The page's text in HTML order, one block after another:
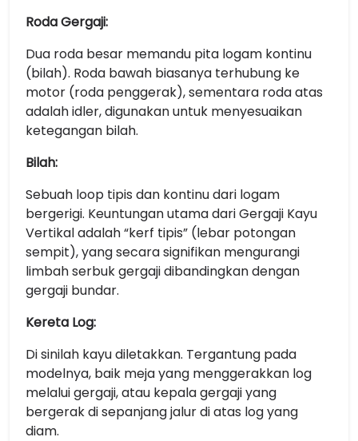
Roda Gergaji:
Dua roda besar memandu pita logam kontinu
(bilah). Roda bawah biasanya terhubung ke
motor (roda penggerak), sementara roda atas
adalah idler, digunakan untuk menyesuaikan
ketegangan bilah.
Bilah:
Sebuah loop tipis dan kontinu dari logam
bergerigi. Keuntungan utama dari Gergaji Kayu
Vertikal adalah “kerf tipis” (lebar potongan
sempit), yang secara signifikan mengurangi
limbah serbuk gergaji dibandingkan dengan
gergaji bundar.
Kereta Log:
Di sinilah kayu diletakkan. Tergantung pada
modelnya, baik meja yang menggerakkan log
melalui gergaji, atau kepala gergaji yang
bergerak di sepanjang jalur di atas log yang
diam.